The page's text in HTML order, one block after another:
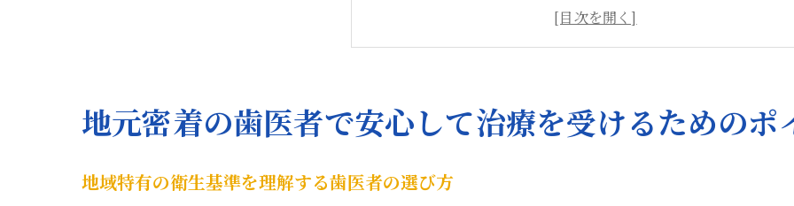
近隣で評価の高い歯医者を見つける方法
地域密着の利点を活かした快適な通院環境
信頼できる医師とのコミュニケーションの重要性
港北区で信頼できる歯医者の選び方とアクセスの良さを
通いやすさを考慮した歯医者の選定
地元密着の歯医者で安心して治療を受けるためのポ
地域特有の衛生基準を理解する歯医者の選び方